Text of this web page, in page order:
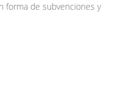
forma de subvenciones y